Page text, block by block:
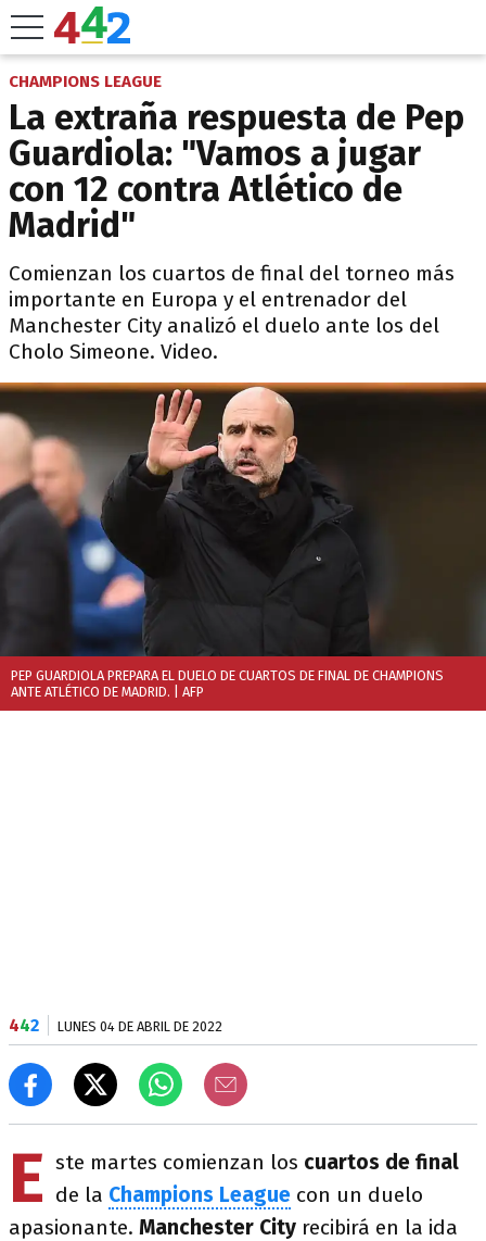
CHAMPIONS LEAGUE
La extraña respuesta de Pep
Guardiola: "Vamos a jugar
con 12 contra Atlético de
Madrid"
Comienzan los cuartos de final del torneo más
importante en Europa y el entrenador del
Manchester City analizó el duelo ante los del
Cholo Simeone. Video.
PEP GUARDIOLA PREPARA EL DUELO DE CUARTOS DE FINAL DE CHAMPIONS
ANTE ATLÉTICO DE MADRID. | AFP
442 LUNES 04 DE ABRIL DE 2022
E ste martes comienzan los cuartos de final
de la Champions League con un duelo
apasionante. Manchester City recibirá en la ida